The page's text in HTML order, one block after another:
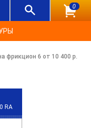
0
фрикцион 6 от 10 400 р.
RA